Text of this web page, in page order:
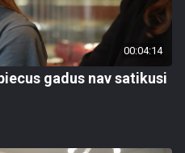
00:04:14
gadus nav satikusi